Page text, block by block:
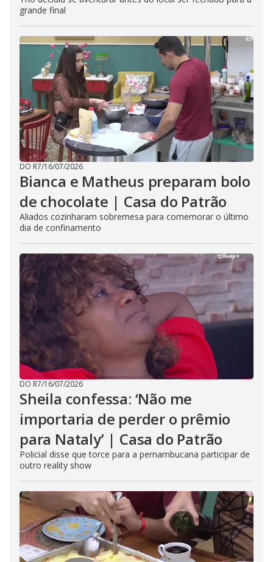
grande final
DO R7/16/07/2026
Bianca e Matheus preparam bolo
de chocolate | Casa do Patrão
Aliados cozinharam sobremesa para comemorar o último
dia de confinamento
DO R7/16/07/2026
Sheila confessa: ‘Não me
importaria de perder o prêmio
para Nataly’ | Casa do Patrão
Policial disse que torce para a pernambucana participar de
outro reality show